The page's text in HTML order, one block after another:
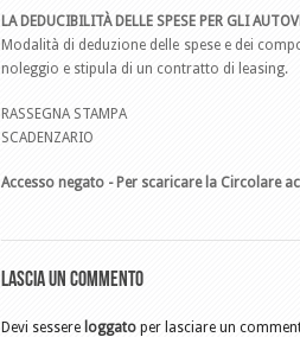
LA DEDUCIBILITÀ DELLE SPESE PER GLI
Modalità di deduzione delle spese e dei
noleggio e stipula di un contratto di leasing.
RASSEGNA STAMPA
SCADENZARIO
Accesso negato - Per scaricare la Circolare
Lascia un commento
Devi sessere loggato per lasciare un